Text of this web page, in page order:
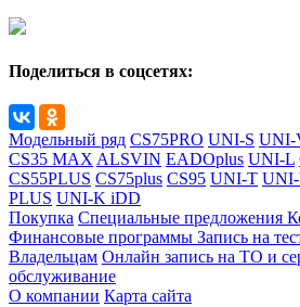
Поделиться в соцсетях:
Модельный ряд CS75PRO UNI-S UNI-
CS35 MAX ALSVIN EADOplus UNI-L
CS55PLUS CS75plus CS95 UNI-T
PLUS UNI-K iDD
Покупка Специальные предложения
Финансовые программы Запись на
Владельцам Онлайн запись на ТО и
обслуживание
О компании Карта сайта